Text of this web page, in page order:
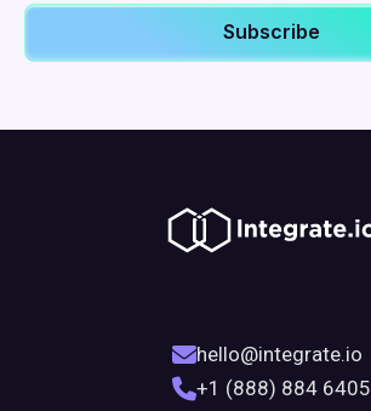
hello@integrate.io
+1 (888) 884 6405